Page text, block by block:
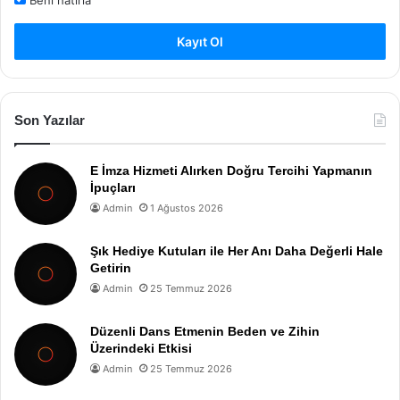
Kayıt Ol
Son Yazılar
E İmza Hizmeti Alırken Doğru Tercihi Yapmanın
İpuçları
Admin 1 Ağustos 2026
Şık Hediye Kutuları ile Her Anı Daha Değerli Hale
Getirin
Admin 25 Temmuz 2026
Düzenli Dans Etmenin Beden ve Zihin
Üzerindeki Etkisi
Admin 25 Temmuz 2026